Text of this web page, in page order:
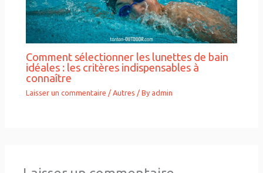
Comment sélectionner les lunettes de bain
idéales : les critères indispensables à
connaître
Laisser un commentaire / Autres / By admin